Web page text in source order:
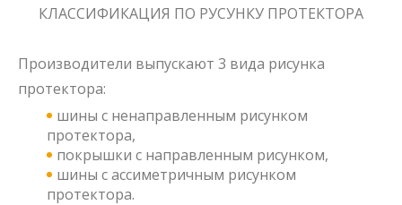
КЛАССИФИКАЦИЯ ПО РУСУНКУ ПРОТЕКТОРА
Производители выпускают 3 вида рисунка
протектора:
шины с ненаправленным рисунком
протектора,
покрышки с направленным рисунком,
шины с ассиметричным рисунком
протектора.